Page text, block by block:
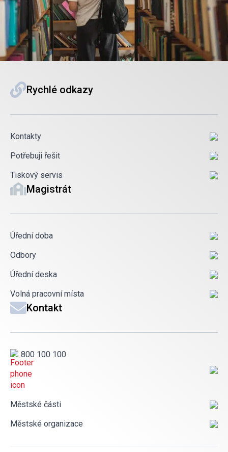
Rychlé odkazy
Kontakty
Potřebuji řešit
Tiskový servis
Magistrát
Úřední doba
Odbory
Úřední deska
Volná pracovní místa
Kontakt
800 100 100
Městské části
Městské organizace